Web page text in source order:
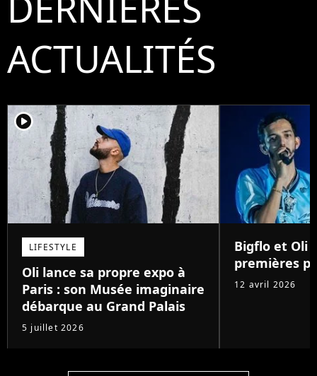
ACTUALITÉS
player2
LIFESTYLE
Oli lance sa propre expo à
Paris : son Musée imaginaire
débarque au Grand Palais
5 juillet 2026
Bigflo et Oli
premières
12 avril 2026